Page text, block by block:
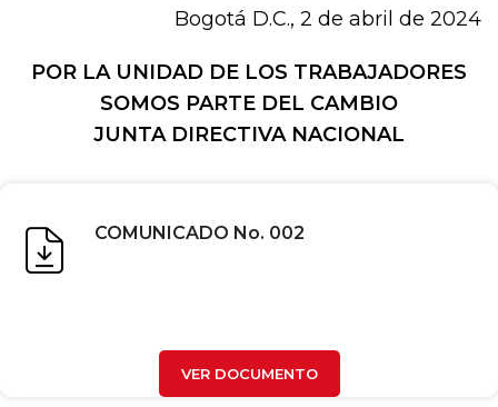
Bogotá D.C., 2 de abril de 2024
POR LA UNIDAD DE LOS TRABAJADORES
SOMOS PARTE DEL CAMBIO
JUNTA DIRECTIVA NACIONAL
COMUNICADO No. 002
VER DOCUMENTO